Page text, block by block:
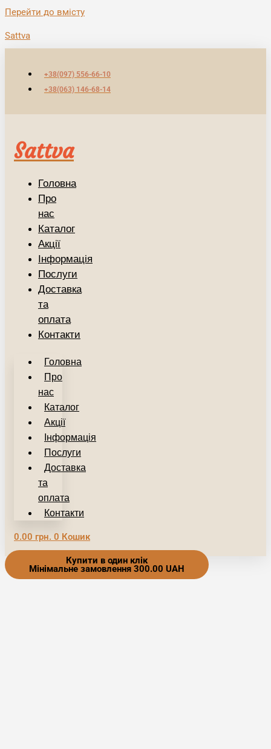
Перейти до вмісту
Sattva
+38(097) 556-66-10
+38(063) 146-68-14
Sattva
Головна
Про
нас
Каталог
Акції
Інформація
Послуги
Доставка
та
оплата
Контакти
Головна
Про
нас
Каталог
Акції
Інформація
Послуги
Доставка
та
оплата
Контакти
0.00 грн. 0 Кошик
Купити в один клік
Мінімальне замовлення 300.00 UAH